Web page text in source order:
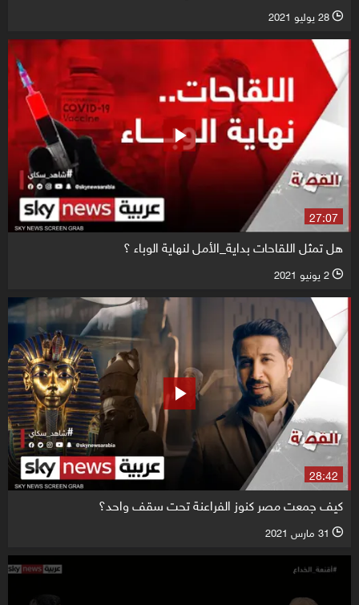
l 28 يوليو 2021
27:07
هل تمثل اللقاحات بداية_الأمل لنهاية الوباء ؟
l 2 يونيو 2021
28:42
كيف جمعت مصر كنوز الفراعنة تحت سقف واحد؟
l 31 مارس 2021